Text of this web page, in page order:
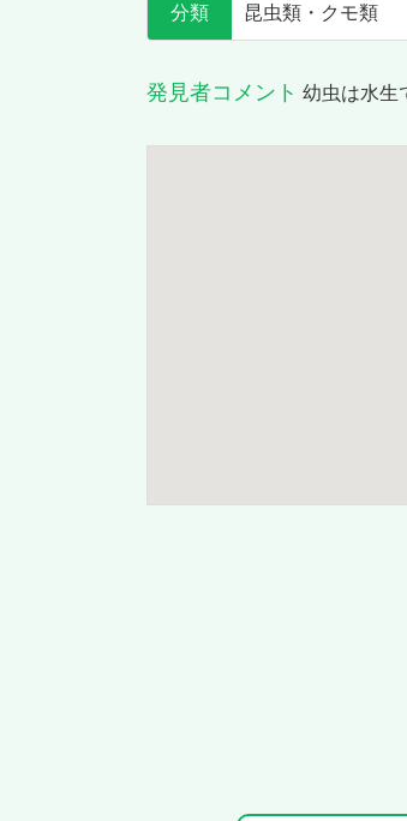
分類 昆虫類・クモ類
発見者コメント 幼虫は水生